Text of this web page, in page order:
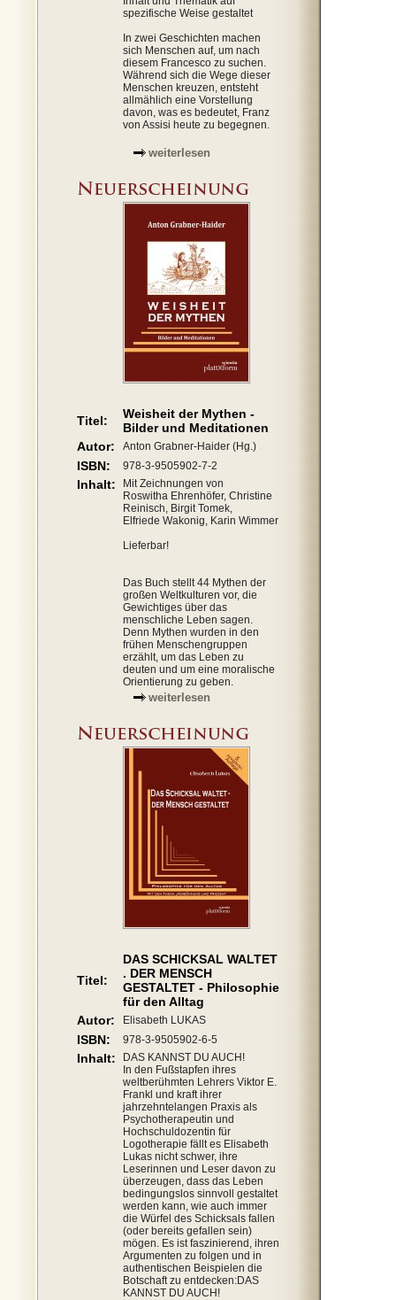
spezifische Weise gestaltet
In zwei Geschichten machen
sich Menschen auf, um nach
diesem Francesco zu suchen.
Während sich die Wege dieser
Menschen kreuzen, entsteht
allmählich eine Vorstellung
davon, was es bedeutet, Franz
von Assisi heute zu begegnen.
weiterlesen
Titel:
Weisheit der Mythen -
Bilder und Meditationen
Autor:
Anton Grabner-Haider (Hg.)
ISBN: 978-3-9505902-7-2
Inhalt:
Mit Zeichnungen von
Roswitha Ehrenhöfer, Christine
Reinisch, Birgit Tomek,
Elfriede Wakonig, Karin Wimmer
Lieferbar!
Das Buch stellt 44 Mythen der
großen Weltkulturen vor, die
Gewichtiges über das
menschliche Leben sagen.
Denn Mythen wurden in den
frühen Menschengruppen
erzählt, um das Leben zu
deuten und um eine moralische
Orientierung zu geben.
weiterlesen
Titel:
DAS SCHICKSAL WALTET
. DER MENSCH
GESTALTET - Philosophie
für den Alltag
Autor:
Elisabeth LUKAS
ISBN: 978-3-9505902-6-5
Inhalt:
DAS KANNST DU AUCH!
In den Fußstapfen ihres
weltberühmten Lehrers Viktor E.
Frankl und kraft ihrer
jahrzehntelangen Praxis als
Psychotherapeutin und
Hochschuldozentin für
Logotherapie fällt es Elisabeth
Lukas nicht schwer, ihre
Leserinnen und Leser davon zu
überzeugen, dass das Leben
bedingungslos sinnvoll gestaltet
werden kann, wie auch immer
die Würfel des Schicksals fallen
(oder bereits gefallen sein)
mögen. Es ist faszinierend, ihren
Argumenten zu folgen und in
authentischen Beispielen die
Botschaft zu entdecken:DAS
KANNST DU AUCH!